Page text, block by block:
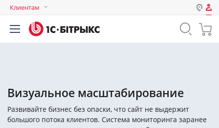
Клиентам
Авторизация
Пароль
Визуальное масштабирование
Развивайте бизнес без опаски, что сайт не выдержит
большого потока клиентов. Система мониторинга заранее